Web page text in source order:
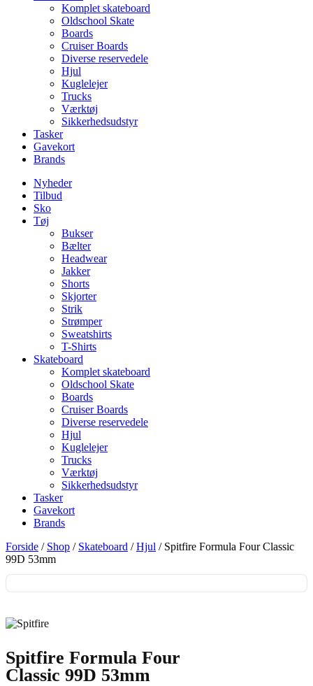
Komplet skateboard
Oldschool Skate
Boards
Cruiser Boards
Diverse reservedele
Hjul
Kuglelejer
Trucks
Værktøj
Sikkerhedsudstyr
Tasker
Gavekort
Brands
Nyheder
Tilbud
Sko
Tøj
Bukser
Bælter
Headwear
Jakker
Shorts
Skjorter
Strik
Strømper
Sweatshirts
T-Shirts
Skateboard
Komplet skateboard
Oldschool Skate
Boards
Cruiser Boards
Diverse reservedele
Hjul
Kuglelejer
Trucks
Værktøj
Sikkerhedsudstyr
Tasker
Gavekort
Brands
Forside / Shop / Skateboard /Hjul / Spitfire Formula Four Classic
99D 53mm
Spitfire Formula Four
Classic 99D 53mm